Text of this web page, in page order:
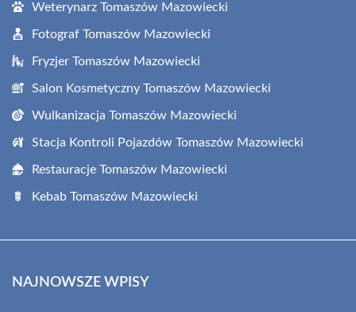
Weterynarz Tomaszów Mazowiecki
Fotograf Tomaszów Mazowiecki
Fryzjer Tomaszów Mazowiecki
Salon Kosmetyczny Tomaszów Mazowiecki
Wulkanizacja Tomaszów Mazowiecki
Stacja Kontroli Pojazdów Tomaszów Mazowiecki
Restauracje Tomaszów Mazowiecki
Kebab Tomaszów Mazowiecki
NAJNOWSZE WPISY